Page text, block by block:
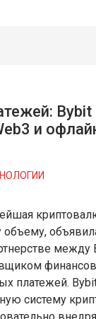
Bybit
и
объему,
между
платежей.
систему